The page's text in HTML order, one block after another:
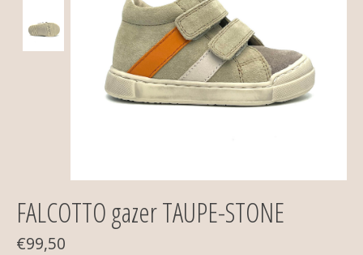
FALCOTTO gazer TAUPE-STONE
€99,50